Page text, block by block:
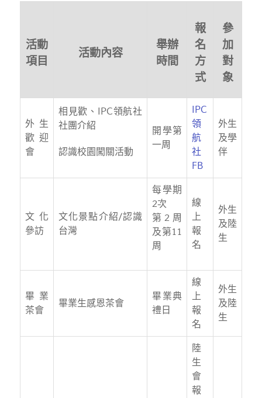
活動
項目
活動內容
舉辦
時間
報
名
方
式
參
加
對
象
外生
歡迎
會
相見歡、IPC領航社
社團介紹
認識校園闖關活動
開學第
一周
IPC
領
航
社
FB
外生
及學
伴
文化
參訪
文化景點介紹/認識
台灣
每學期
2次
第2周
及第11
周
線
上
報
名
外生
及陸
生
畢業
茶會
畢業生感恩茶會
畢業典
禮日
線
上
報
名
外生
及陸
生
陸
生
會
報